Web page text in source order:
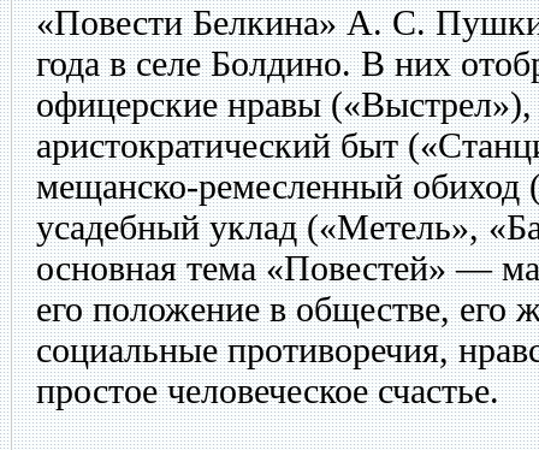
«Повести Белкина» А. С.
года в селе Болдино. В них
офицерские нравы
аристократический быт
мещанско-ремесленный
усадебный уклад («Метель»,
основная тема «Повестей» —
его положение в обществе, его
социальные противоречия,
простое человеческое счастье.